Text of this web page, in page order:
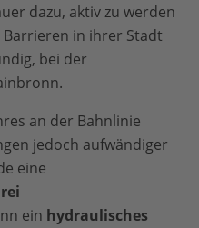
dazu, aktiv zu werden
in ihrer Stadt
bei der
an der Bahnlinie
jedoch aufwändiger
eine
ein hydraulisches